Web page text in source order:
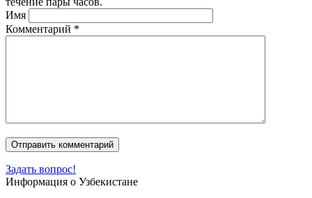
Имя
Комментарий *
Задать вопрос!
Информация о Узбекистане